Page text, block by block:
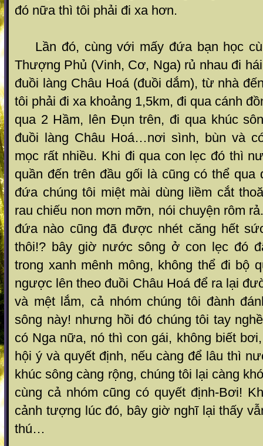
đó nữa thì tôi phải đi xa hơn.
Lần đó, cùng với mấy đứa bạn học
Thượng Phủ (Vinh, Cơ, Nga) rủ nhau đi
đuồi làng Châu Hoá (đuồi dắm), từ nhà
tôi phải đi xa khoảng 1,5km, đi qua cánh
qua 2 Hầm, lên Đụn trên, đi qua khúc
đuồi làng Châu Hoá…nơi sình, bùn và
mọc rất nhiều. Khi đi qua con lẹc đó thì
quần đến trên đầu gối là cũng có thể
đứa chúng tôi miệt mài dùng liềm cắt
rau chiếu non mơn mỡn, nói chuyện rôm
đứa nào cũng đã được nhét căng hết
thôi!? bây giờ nước sông ở con lẹc đó
trong xanh mênh mông, không thể đi bộ
ngược lên theo đuồi Châu Hoá để ra lại
và mệt lắm, cả nhóm chúng tôi đành
sông này! nhưng hồi đó chúng tôi tay
có Nga nữa, nó thì con gái, không biết
hội ý và quyết định, nếu càng để lâu thì
khúc sông càng rộng, chúng tôi lại càng
cùng cả nhóm cũng có quyết định-Bơi!
cảnh tượng lúc đó, bây giờ nghĩ lại thấy
thú…